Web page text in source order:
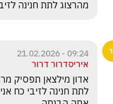
מהרצוג לתת חנינה
09:24 - 21.02.2026
איריסדרור דרור